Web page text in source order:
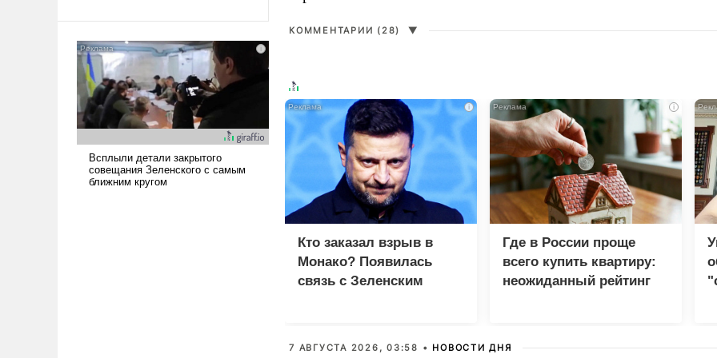
Сложившаяся ситуация
означает многолетний период
уязвимости США, например,
перед Китаем.
КОММЕНТАРИИ (28) ▼
i
Кто заказал взрыв в
Монако? Появилась
связь с Зеленским
i
Где в России проще
всего купить квартиру:
неожиданный рейтинг
7 АВГУСТА 2026, 03:58 • НОВОСТИ ДНЯ